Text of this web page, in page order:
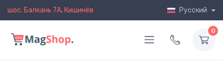
шос. Балкань 7A, Кишинёв Русский
0